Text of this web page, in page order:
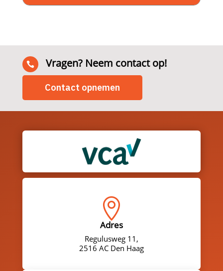
 Vragen? Neem contact op!
Contact opnemen

Adres
Regulusweg 11,
2516 AC Den Haag